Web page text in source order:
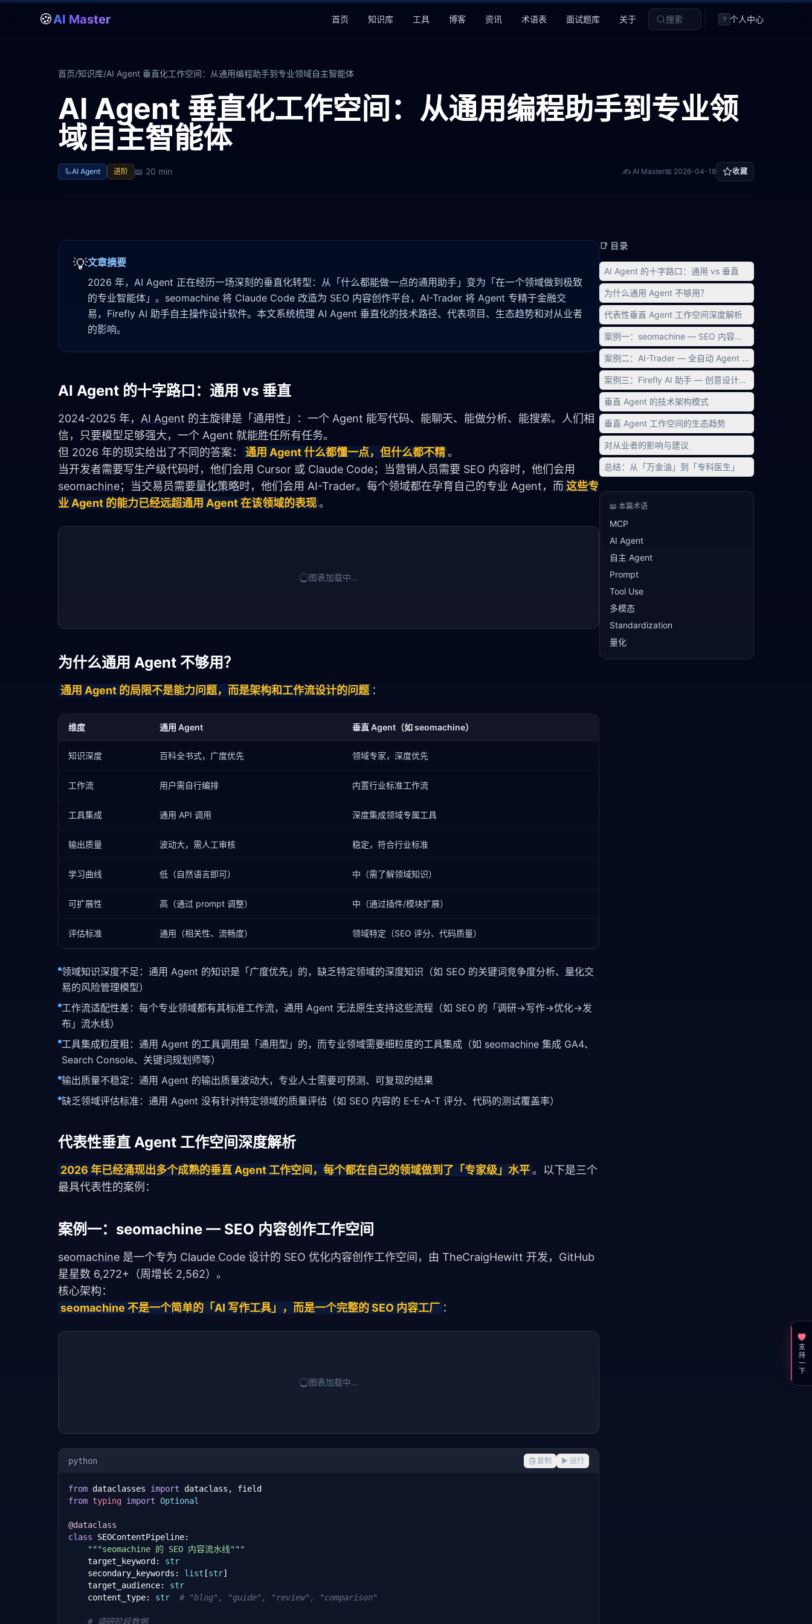
🍪AI Master 首页 知识库 工具 博客 资讯 术语表 面试题库 关于 搜索 ? 个人中心
首页/知识库/AI Agent 垂直化工作空间：从通用编程助手到专业领域自主智能体
AI Agent 垂直化工作空间：从通用编程助手到专业领
域自主智能体
🦾AI Agent 进阶 📖 20 min ✍️ AI Master📅 2026-04-18 收藏
💡文章摘要
2026 年，AI Agent 正在经历一场深刻的垂直化转型：从「什么都能做一点的通用助手」变为「在一个领域做到极致
的专业智能体」。seomachine 将 Claude Code 改造为 SEO 内容创作平台，AI-Trader 将 Agent 专精于金融交
易，Firefly AI 助手自主操作设计软件。本文系统梳理 AI Agent 垂直化的技术路径、代表项目、生态趋势和对从业者
的影响。
AI Agent 的十字路口：通用 vs 垂直
2024-2025 年， AI Agent 的主旋律是「通用性」：一个 Agent 能写代码、能聊天、能做分析、能搜索。人们相
信，只要模型足够强大，一个 Agent 就能胜任所有任务。
但 2026 年的现实给出了不同的答案：
通用 Agent 什么都懂一点，但什么都不精。
当开发者需要写生产级代码时，他们会用 Cursor 或 Claude Code
seomachine；当交易员需要量化策略时，他们会用 AI-Trader。每个领域都在孕育自己的专业 Agent，而 这些专
业 Agent 的能力已经远超通用 Agent 在该领域的表现。
图表加载中…
为什么通用 Agent 不够用？
通用 Agent 的局限不是能力问题，而是架构和工作流设计的问题 ：
维度 通用 Agent 垂直 Agent（如 seomachine）
知识深度 百科全书式，广度优先 领域专家，深度优先
工作流 用户需自行编排 内置行业标准工作流
工具集成 通用 API 调用 深度集成领域专属工具
输出质量 波动大，需人工审核 稳定，符合行业标准
学习曲线 低（自然语言即可） 中（需了解领域知识）
可扩展性 高（通过 prompt 调整） 中（通过插件/模块扩展）
评估标准 通用（相关性、流畅度） 领域特定（SEO 评分、代码质量）
领域知识深度不足：通用 Agent 的知识是「广度优先」的，缺乏特定领域的深度知识（如 SEO 的关键词竞争度分析、 量化交
易的风险管理模型）
工作流适配性差：每个专业领域都有其标准工作流，通用 Agent 无法原生支持这些流程（如 SEO 的「调研→写作→优化→发
布」流水线）
工具集成粒度粗：通用 Agent 的工具调用 是「通用型」的，而专业领域需要细粒度的工具集成（如 seomachine 集成 GA4、
Search Console、关键词规划 师等）
输出质量不稳定：通用 Agent 的输出质量波动大，专业人士需要可预测、可复现的结果
缺乏领域评估标准：通用 Agent 没有针对特定领域的质量评估（如 SEO 内容的 E-E-A-T 评分、代码的测试覆盖率）
代表性垂直 Agent 工作空间深度解析
2026 年已经涌现出多个成熟的垂直 Agent 工作空间，每个都在自己的领域做到了「专家级」水平。以下是三个
最具代表性的案例：
案例一：seomachine — SEO 内容创作工作空间
seomachine 是一个专为 Claude Code 设计的 SEO 优化内容创作工作空间，由 TheCraigHewitt 开发，GitHub
星星数 6,272+（周增长 2,562）。
核心架构：
seomachine 不是一个简单的「AI 写作工具」，而是一个完整的 SEO 内容工厂 ：
图表加载中…
python 复制 ▶ 运行
from dataclasses import
from typing import Optional
@dataclass
class SEOContentPipeline:
"""seomachine 的 SEO 内容流水线"""
    target_keyword:
str
    secondary_keywords:
list [str]
    target_audience:
str
    content_type:
str # "blog", "guide", "review", "comparison"
# 调研阶段数据
📑 目录
AI Agent 的十字路口：通用 vs 垂直
为什么通用 Agent 不够用？
代表性垂直 Agent 工作空间深度解析
案例一：seomachine — SEO 内容创作工作空间
案例二：AI-Trader — 全自动 Agent 交易系统
案例三：Firefly AI 助手 — 创意设计自主 Agent
垂直 Agent 的技术架构模式
垂直 Agent 工作空间的生态趋势
对从业者的影响与建议
总结：从「万金油」到「专科医生」
📖 本篇术语
MCP
AI Agent
自主 Agent
Prompt
Tool Use
多模态
Standardization
量化
支持一下